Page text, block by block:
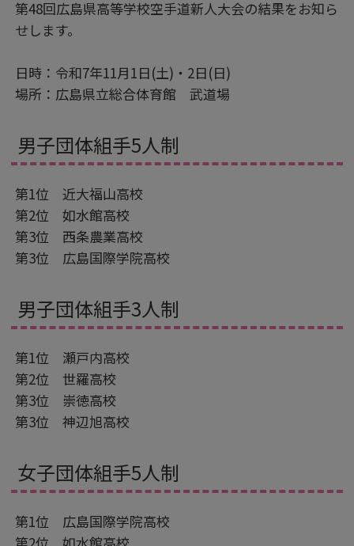
第48回広島県高等学校空手道新人大会の結果をお知ら
せします。
日時：令和7年11月1日(土)・2日(日)
場所：広島県立総合体育館 武道場
男子団体組手5人制
第1位 近大福山高校
第2位 如水館高校
第3位 西条農業高校
第3位 広島国際学院高校
男子団体組手3人制
第1位 瀬戸内高校
第2位 世羅高校
第3位 崇徳高校
第3位 神辺旭高校
女子団体組手5人制
第1位 広島国際学院高校